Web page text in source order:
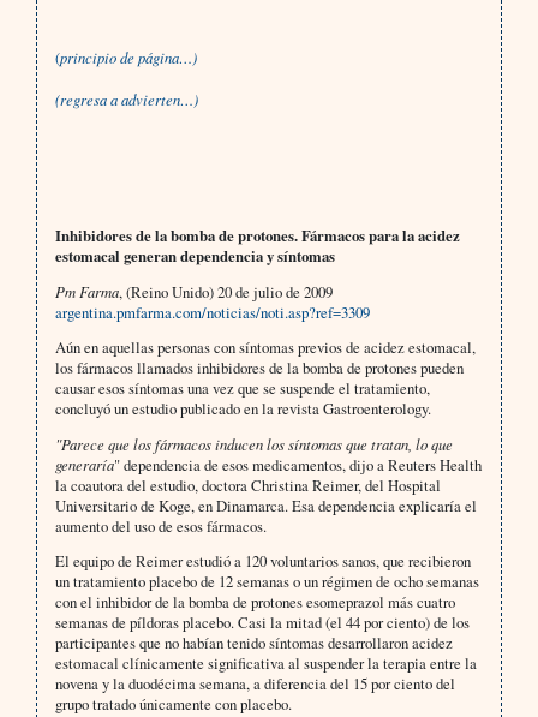
(principio de página…)
(regresa a advierten…)
Inhibidores de la bomba de protones. Fármacos para la acidez
estomacal generan dependencia y síntomas
Pm Farma, (Reino Unido) 20 de julio de 2009
argentina.pmfarma.com/noticias/noti.asp?ref=3309
Aún en aquellas personas con síntomas previos de acidez estomacal,
los fármacos llamados inhibidores de la bomba de protones pueden
causar esos síntomas una vez que se suspende el tratamiento,
concluyó un estudio publicado en la revista Gastroenterology.
"Parece que los fármacos inducen los síntomas que tratan, lo que
generaría" dependencia de esos medicamentos, dijo a Reuters Health
la coautora del estudio, doctora Christina Reimer, del Hospital
Universitario de Koge, en Dinamarca. Esa dependencia explicaría el
aumento del uso de esos fármacos.
El equipo de Reimer estudió a 120 voluntarios sanos, que recibieron
un tratamiento placebo de 12 semanas o un régimen de ocho semanas
con el inhibidor de la bomba de protones esomeprazol más cuatro
semanas de píldoras placebo. Casi la mitad (el 44 por ciento) de los
participantes que no habían tenido síntomas desarrollaron acidez
estomacal clínicamente significativa al suspender la terapia entre la
novena y la duodécima semana, a diferencia del 15 por ciento del
grupo tratado únicamente con placebo.